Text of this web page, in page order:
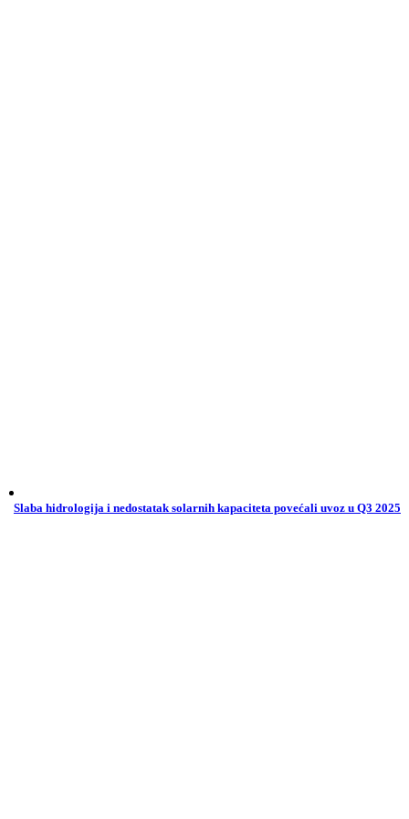
Slaba hidrologija i nedostatak solarnih kapaciteta povećali uvoz u Q3 2025